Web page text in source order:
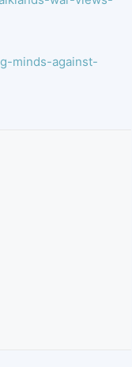
minds-against-